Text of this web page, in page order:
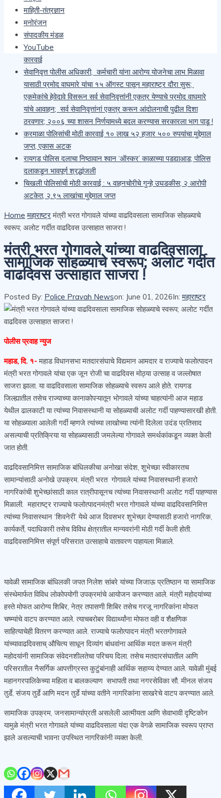
माहिती-तंत्रज्ञान
मनोरंजन
संपादकीय मंडळ
YouTube
साजरी
कारगिल भवना वरती चिखल फेक करून तोडफोड करणाऱ्या दोषींवरती
देशद्रोहाचा गुन्हा दाखल करा- मेजर किरण ढेरे
खैराच्या सोलीव लाकडाची अवैध वाहतूक करणाऱ्या चौघांवर वनविभागाची
कारवाई
सेवानिवृत्त पोलीस अधिकारी, कर्मचारी यांना आरोग्य योजनेचा लाभ मिळावा
यासाठी प्रमोद वाघमारे यांचा १५ ऑगस्ट पासून महाराष्ट्र दौरा सुरू;
एकमेकांचे हेवेदावे विसरून सर्व सेवानिवृत्तांनी एकत्र येण्याचे प्रमोद वाघमारे
यांचे आवाहन; सर्व सेवानिवृत्तांनां एकत्र करून आंदोलनाची पुढील दिशा
ठरवणार; २००६ च्या शासन निर्णयामध्ये बदल करण्यास सरकारला भाग पाडू !
करमाळा पोलिसांची मोठी कारवाई १० लाख ५२ हजार ५०० रुपयांचा मुद्देमाल
जप्त, एकास अटक
रायगड पोलिस दलाचा निष्ठावान श्वान ‘ऑस्कर’ काळाच्या पडद्याआड; पोलिस
दलाकडून भावपूर्ण श्रद्धांजली
चिखली पोलिसांची मोठी कारवाई : ५ वाहनचोरीचे गुन्हे उघडकीस; २ आरोपी
अटकेत, २.९५ लाखांचा मुद्देमाल जप्त
Home महाराष्ट्र मंत्री भरत गोगावले यांच्या वाढदिवसाला सामाजिक सोहळ्याचे
स्वरूप; अलोट गर्दीत वाढदिवस उत्साहात साजरा !
मंत्री भरत गोगावले यांच्या वाढदिवसाला
सामाजिक सोहळ्याचे स्वरूप; अलोट गर्दीत
वाढदिवस उत्साहात साजरा !
Posted By: Police Pravah Newson: June 01, 2026In:महाराष्ट्र
पोलीस प्रवाह न्युज
महाड, दि. १- महाड विधानसभा मतदारसंघाचे विद्यमान आमदार व राज्याचे फलोत्पादन
मंत्री भरत गोगावले यांचा एक जून रोजी चा वाढदिवस मोठ्या उत्साह व जल्लोषात
साजरा झाला. या वाढदिवसाला सामाजिक सोहळ्याचे स्वरूप आले होते. रायगड
जिल्ह्यातील तसेच राज्याच्या कानाकोपऱ्यातून भोगावले यांच्या चाहत्यांनी आज महाड
येथील ढालकाटी या त्यांच्या निवासस्थानी या सोहळ्याची अलोट गर्दी पाहण्यासारखी होती.
या सोहळ्याला आलेली गर्दी म्हणजे त्यांच्या लाखोच्या त्यांनी दिलेला उदंड प्रतिसाद
असल्याची प्रतिक्रिया या सोहळ्यासाठी जमलेल्या गोगावले समर्थकांकडून व्यक्त केली
जात होती.
वाढदिवसानिमित्त सामाजिक बांधिलकीचा अनोखा संदेश, शुभेच्छा स्वीकारतच
सामान्यांसाठी अनोखे उपक्रम. मंत्री भरत गोगावले यांच्या निवासस्थानी हजारो
नागरिकांची शुभेच्छांसाठी काल रात्रीपासूनच त्यांच्या निवासस्थानी अलोट गर्दी पाहण्यास
मिळाली. महाराष्ट्र राज्याचे फलोत्पादनमंत्री भरत गोगावले यांच्या वाढदिवसानिमित्त
त्यांच्या निवासस्थान ‘शिवनेरी’ येथे आज दिवसभर शुभेच्छा देण्यासाठी हजारो नागरिक,
कार्यकर्ते, पदाधिकारी तसेच विविध क्षेत्रातील मान्यवरांनी मोठी गर्दी केली होती.
वाढदिवसानिमित्त संपूर्ण परिसरात उत्साहाचे वातावरण पाहायला मिळाले.
यावेळी सामाजिक बांधिलकी जपत निलेश सांबरे यांच्या जिजाऊ प्रतिष्ठान या सामाजिक
संस्थेमार्फत विविध लोकोपयोगी उपक्रमांचे आयोजन करण्यात आले. मंत्री महोदयांच्या
हस्ते मोफत आरोग्य शिबिर, नेत्र तपासणी शिबिर तसेच गरजू नागरिकांना मोफत
चष्म्यांचे वाटप करण्यात आले. त्याचबरोबर विद्यार्थ्यांना मोफत वही व शैक्षणिक
साहित्याचेही वितरण करण्यात आले. राज्याचे फलोत्पादन मंत्री भरतगोगावले
यांच्यावाढदिवसाच् औचित्य साधून दिव्यांग बांधवांना आर्थिक मदत करून मंत्री
महोदयांनी सामाजिक संवेदनशीलतेचा परिचय दिला. तसेच मतदारसंघातील आणि
परिसरातील नैसर्गिक आपत्तीग्रस्त कुटुंबांनाही आर्थिक सहाय्य देण्यात आले. यावेळी मुंबई
महानगरपालिकेच्या महिला व बालकल्याण सभापती तथा नगरसेविका सौ. मीनल संजय
तुर्डे, संजय तुर्डे आणि मदन तुर्डे यांच्या वतीने नागरिकांना साखरेचे वाटप करण्यात आले.
सामाजिक उपक्रम, जनसामान्यांप्रती असलेली आत्मीयता आणि सेवाभावी दृष्टिकोन
यामुळे मंत्री भरत गोगावले यांच्या वाढदिवसाला यंदा एक वेगळे सामाजिक स्वरूप प्राप्त
झाले असल्याची भावना उपस्थित नागरिकांनी व्यक्त केली.